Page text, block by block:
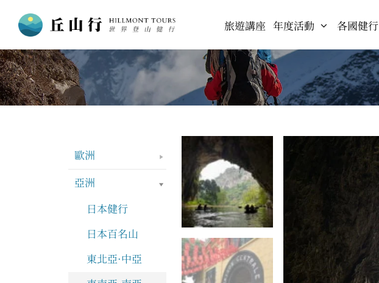
要
內
容
旅遊講座 年度活動 各國健行
歐洲
亞洲
日本健行
日本百名山
東北亞·中亞